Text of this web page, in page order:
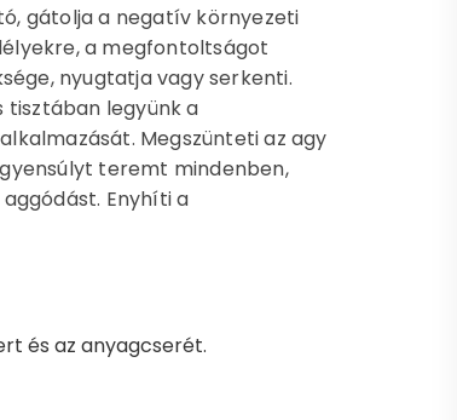
gátolja a negatív környezeti
a megfontoltságot
nyugtatja vagy serkenti.
tisztában legyünk a
Megszünteti az agy
teremt mindenben,
Enyhíti a
és az anyagcserét.